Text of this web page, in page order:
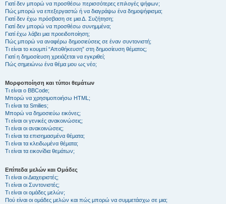
Γιατί δεν μπορώ να προσθέσω περισσότερες επιλογές ψήφων;
Πώς μπορώ να επεξεργαστώ ή να διαγράψω ένα δημοψήφισμα;
Γιατί δεν έχω πρόσβαση σε μια Δ. Συζήτηση;
Γιατί δεν μπορώ να προσθέσω συνημμένα;
Γιατί έχω λάβει μια προειδοποίηση;
Πώς μπορώ να αναφέρω δημοσιεύσεις σε έναν συντονιστή;
Τι είναι το κουμπί “Αποθήκευση” στη δημοσίευση θέματος;
Γιατί η δημοσίευση χρειάζεται να εγκριθεί;
Πώς σημειώνω ένα θέμα μου ως νέο;
Μορφοποίηση και τύποι θεμάτων
Τι είναι ο BBCode;
Μπορώ να χρησιμοποιήσω HTML;
Τι είναι τα Smilies;
Μπορώ να δημοσιεύω εικόνες;
Τι είναι οι γενικές ανακοινώσεις;
Τι είναι οι ανακοινώσεις;
Τι είναι τα επισημασμένα θέματα;
Τι είναι τα κλειδωμένα θέματα;
Τι είναι τα εικονίδια θεμάτων;
Επίπεδα μελών και Ομάδες
Τι είναι οι Διαχειριστές;
Τι είναι οι Συντονιστές;
Τι είναι οι ομάδες μελών;
Πού είναι οι ομάδες μελών και πώς μπορώ να συμμετάσχω σε μια;